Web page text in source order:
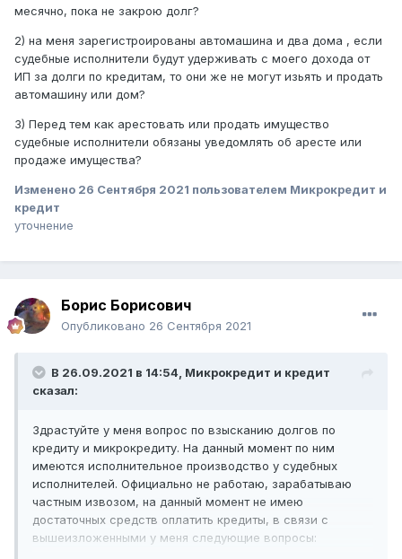
месячно, пока не закрою долг?
2) на меня зарегистроированы автомашина и два дома , если
судебные исполнители будут удерживать с моего дохода от
ИП за долги по кредитам, то они же не могут изьять и продать
автомашину или дом?
3) Перед тем как арестовать или продать имущество
судебные исполнители обязаны уведомлять об аресте или
продаже имущества?
Изменено 26 Сентября 2021 пользователем Микрокредит и
кредит
уточнение
Борис Борисович
Опубликовано 26 Сентября 2021
В 26.09.2021 в 14:54, Микрокредит и кредит
сказал:
Здрастуйте у меня вопрос по взысканию долгов по
кредиту и микрокредиту. На данный момент по ним
имеются исполнительное производство у судебных
исполнителей. Официально не работаю, зарабатываю
частным извозом, на данный момент не имею
достаточных средств оплатить кредиты, в связи с
вышеизложенными у меня следующие вопросы: